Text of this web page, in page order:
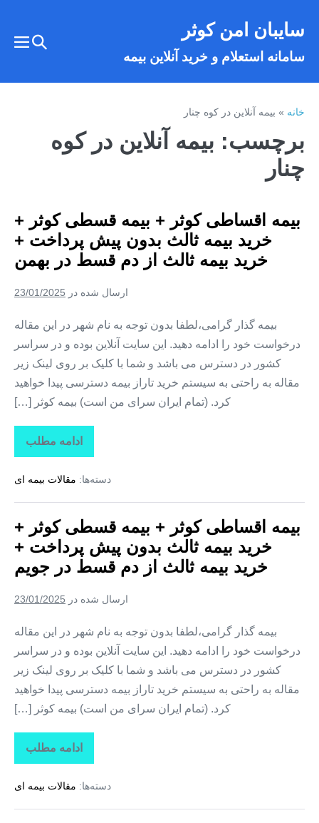
سایبان امن کوثر
سامانه استعلام و خرید آنلاین بیمه
تغییر
خانه»بیمه آنلاین در کوه‌ چنار
برچسب: بیمه آنلاین در کوه‌
چنار
بیمه اقساطی کوثر + بیمه قسطی کوثر +
خرید بیمه ثالث بدون پیش پرداخت +
خرید بیمه ثالث از دم قسط در بهمن
ارسال شده در 23/01/2025
بیمه گذار گرامی،لطفا بدون توجه به نام شهر در این مقاله
درخواست خود را ادامه دهید. این سایت آنلاین بوده و در سراسر
کشور در دسترس می باشد و شما با کلیک بر روی لینک زیر
مقاله به راحتی به سیستم خرید تاراز بیمه دسترسی پیدا خواهید
کرد. (تمام ایران سرای من است) بیمه کوثر […]
ادامه مطلب
بیمه
اقساطی
+
قسطی
+
خرید
بیمه
بدون
پرداخت
+
بیمه
ثالث
از
دم
قسط
در
بهمن
دسته‌ها: مقالات بیمه ای
بیمه اقساطی کوثر + بیمه قسطی کوثر +
خرید بیمه ثالث بدون پیش پرداخت +
خرید بیمه ثالث از دم قسط در جویم
ارسال شده در 23/01/2025
بیمه گذار گرامی،لطفا بدون توجه به نام شهر در این مقاله
درخواست خود را ادامه دهید. این سایت آنلاین بوده و در سراسر
کشور در دسترس می باشد و شما با کلیک بر روی لینک زیر
مقاله به راحتی به سیستم خرید تاراز بیمه دسترسی پیدا خواهید
کرد. (تمام ایران سرای من است) بیمه کوثر […]
ادامه مطلب
بیمه
اقساطی
+
قسطی
دسته‌ها: مقالات بیمه ای